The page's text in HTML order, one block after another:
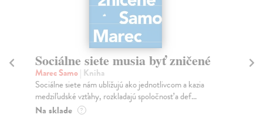
Sociálne siete musia byť zničené
Marec Samo| Kniha
Sociálne siete nám ubližujú ako jednotlivcom a kazia
medziľudské vzťahy, rozkladajú spoločnosť a def...
Na sklade ?